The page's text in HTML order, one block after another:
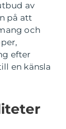
av
på att
och
efter
en känsla